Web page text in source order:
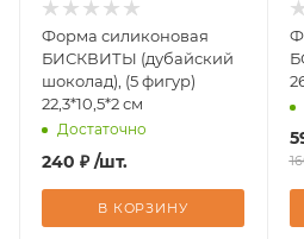
Форма силиконовая
БИСКВИТЫ (дубайский
шоколад), (5 фигур)
22,3*10,5*2 см
Достаточно
240 ₽ /шт.
В КОРЗИНУ